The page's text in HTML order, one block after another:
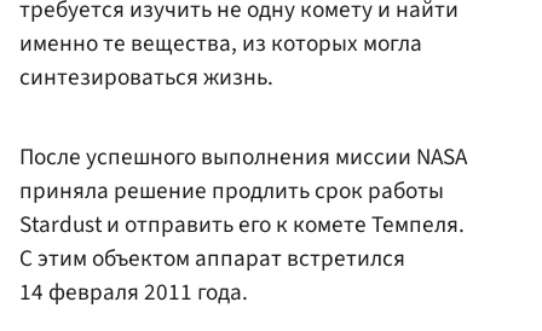
требуется изучить не одну комету и найти
именно те вещества, из которых могла
синтезироваться жизнь.
После успешного выполнения миссии NASA
приняла решение продлить срок работы
Stardust и отправить его к комете Темпеля.
С этим объектом аппарат встретился
14 февраля 2011 года.